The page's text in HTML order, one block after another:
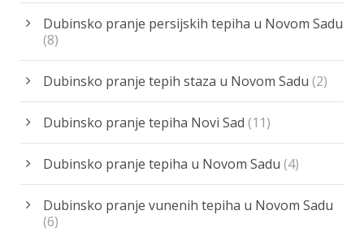
Dubinsko pranje persijskih tepiha u Novom Sadu
(8)
Dubinsko pranje tepih staza u Novom Sadu (2)
Dubinsko pranje tepiha Novi Sad (11)
Dubinsko pranje tepiha u Novom Sadu (4)
Dubinsko pranje vunenih tepiha u Novom Sadu
(6)